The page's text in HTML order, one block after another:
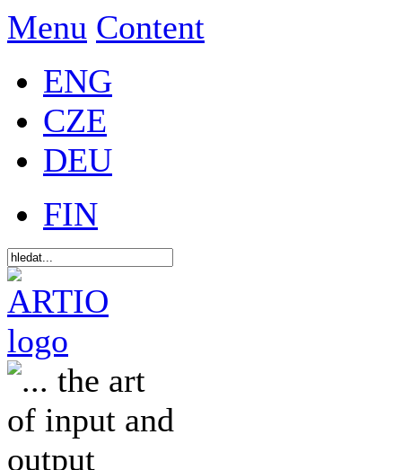
Menu Content
ENG
CZE
DEU
FIN